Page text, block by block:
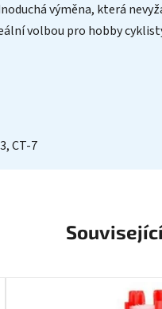
výměna, která
volbou pro hobby
CT-7